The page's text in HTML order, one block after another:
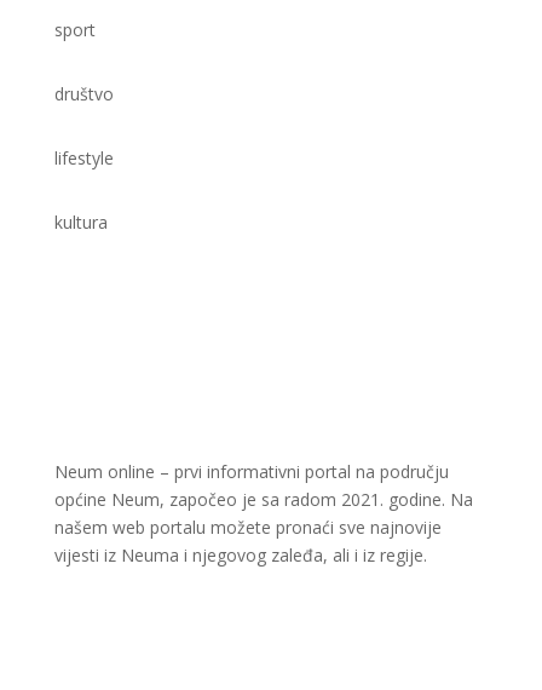
sport
društvo
lifestyle
kultura
Neum online – prvi informativni portal na području
općine Neum, započeo je sa radom 2021. godine. Na
našem web portalu možete pronaći sve najnovije
vijesti iz Neuma i njegovog zaleđa, ali i iz regije.